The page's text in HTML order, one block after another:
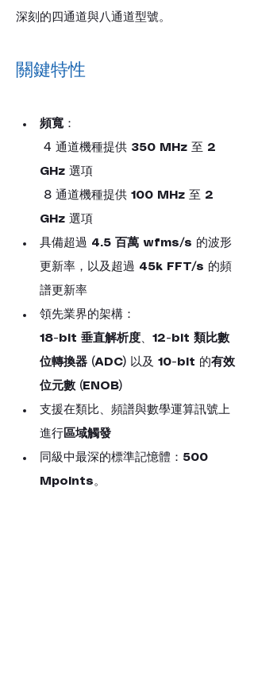
深刻的四通道與八通道型號。
關鍵特性
頻寬 ：
4 通道機種提供 350 MHz 至 2
GHz 選項
8 通道機種提供 100 MHz 至 2
GHz 選項
具備超過 4.5 百萬 wfms/s 的波形
更新率，以及超過 45k FFT/s 的頻
譜更新率
領先業界的架構：
18-bit 垂直解析度、 12-bit 類比數
位轉換器 (ADC) 以及 10-bit 的有效
位元數 ( ENOB)
支援在類比、頻譜與數學運算訊號上
進行區域觸發
同級中最深的標準記憶體： 500
Mpoints。